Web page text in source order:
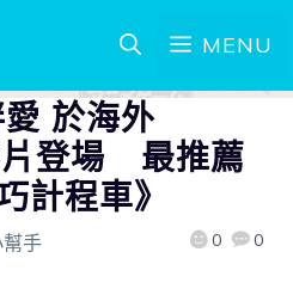
MENU
於海外
登場 最推薦
計程車》
手 0 0